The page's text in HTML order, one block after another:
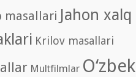
masallari Jahon xalq
Krilov masallari
Multfilmlar O‘zbek